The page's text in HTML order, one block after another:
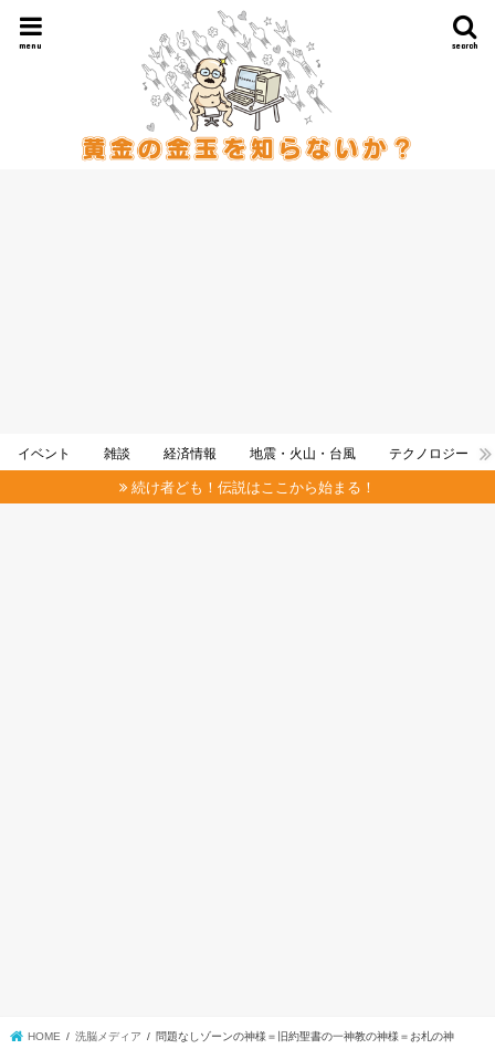
search
menu
イベント 雑談 経済情報 地震・火山・台風 テクノロジー
続け者ども！伝説はここから始まる！
HOME 洗脳メディア 問題なしゾーンの神様＝旧約聖書の一神教の神様＝お札の神